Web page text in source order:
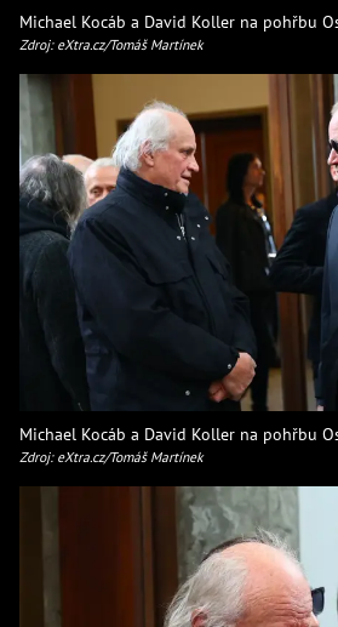
Michael Kocáb a David Koller na pohřbu
Zdroj: eXtra.cz/Tomáš Martínek
Michael Kocáb a David Koller na pohřbu
Zdroj: eXtra.cz/Tomáš Martínek